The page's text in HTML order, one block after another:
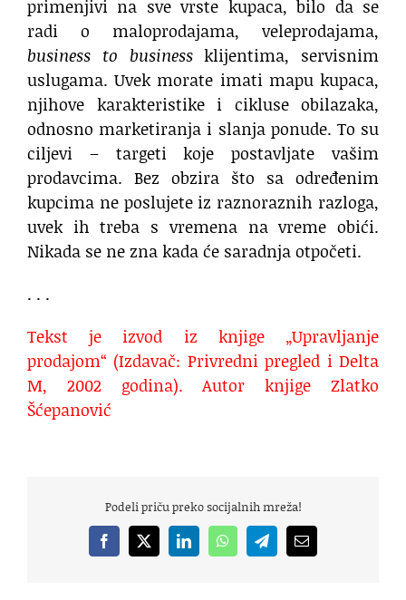
primenjivi na sve vrste kupaca, bilo da se
radi o maloprodajama, veleprodajama,
business to businessklijentima, servisnim
uslugama. Uvek morate imati mapu kupaca,
njihove karakteristike i cikluse obilazaka,
odnosno marketiranja i slanja ponude. To su
ciljevi – targeti koje postavljate vašim
prodavcima. Bez obzira što sa određenim
kupcima ne poslujete iz raznoraznih razloga,
uvek ih treba s vremena na vreme obići.
Nikada se ne zna kada će saradnja otpočeti.
. . .
Tekst je izvod iz knjige „Upravljanje
prodajom“ (Izdavač: Privredni pregled i Delta
M, 2002 godina). Autor knjige Zlatko
Šćepanović
Podeli priču preko socijalnih mreža!
Facebook
X LinkedInWhatsAppTelegramEmail